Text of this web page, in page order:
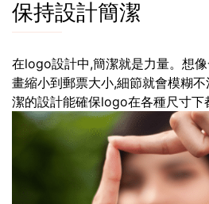
保持設計簡潔
在logo設計中,簡潔就是力量。想
畫縮小到郵票大小,細節就會模糊
潔的設計能確保logo在各種尺寸下